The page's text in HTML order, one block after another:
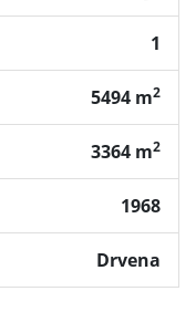
1
5494 m2
3364 m2
1968
Drvena